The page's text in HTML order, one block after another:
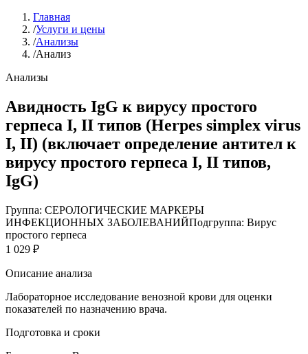
Главная
/Услуги и цены
/Анализы
/Анализ
Анализы
Авидность IgG к вирусу простого
герпеса I, II типов (Herpes simplex virus
I, II) (включает определение антител к
вирусу простого герпеса I, II типов,
IgG)
Группа: СЕРОЛОГИЧЕСКИЕ МАРКЕРЫ
ИНФЕКЦИОННЫХ ЗАБОЛЕВАНИЙПодгруппа: Вирус
простого герпеса
1 029 ₽
Описание анализа
Лабораторное исследование венозной крови для оценки
показателей по назначению врача.
Подготовка и сроки